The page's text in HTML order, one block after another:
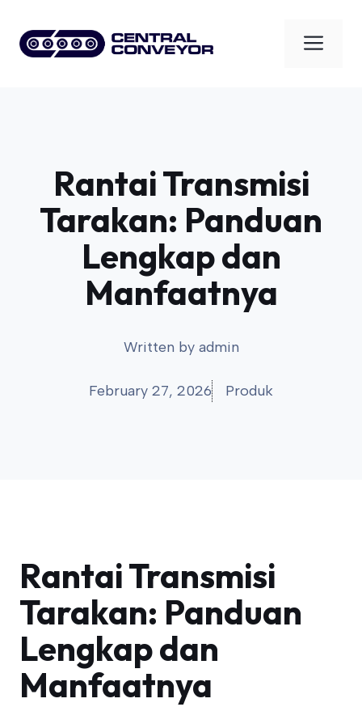
content
Rantai Transmisi
Tarakan: Panduan
Lengkap dan
Manfaatnya
Written by admin
February 27, 2026 Produk
Rantai Transmisi
Tarakan: Panduan
Lengkap dan
Manfaatnya